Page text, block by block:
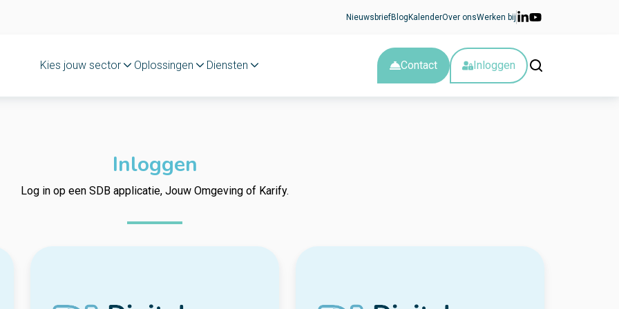
NieuwsbriefBlog KalenderOver onsWerken bij
Kies jouw sector Oplossingen Diensten Contact Inloggen
Inloggen
Log in op een SDB applicatie, Jouw Omgeving of Karify.